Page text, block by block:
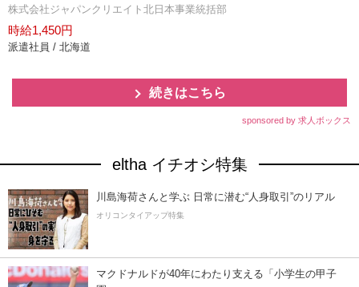
株式会社ジャパンクリエイト北日本事業統括部
時給1,450円
派遣社員 / 北海道
続きはこちら
sponsored by 求人ボックス
eltha イチオシ特集
川島海荷さんと学ぶ 日常に潜む“人身取引”のリアル
オリコンタイアップ特集
マクドナルドが40年にわたり支える「小学生の甲子